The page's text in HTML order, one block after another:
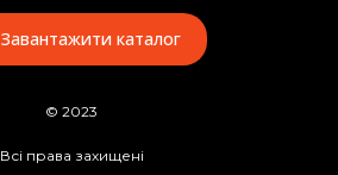
Завантажити каталог
© 2023
Всі права захищені